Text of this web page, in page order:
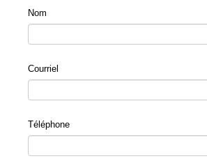
Nom
Courriel
Téléphone